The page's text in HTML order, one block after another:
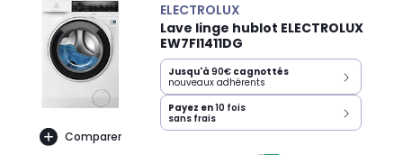
Comparer
ELECTROLUX
Lave linge hublot ELECTROLUX
EW7FI1411DG
Jusqu'à 90€ cagnottés
nouveaux adhérents
Payez en10 fois
sans frais